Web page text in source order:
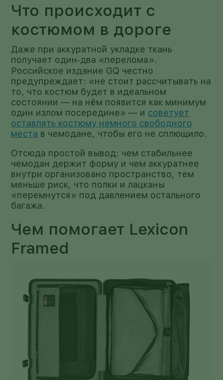
Что происходит с
костюмом в дороге
Даже при аккуратной укладке ткань
получает один‑два «перелома».
Российское издание GQ честно
предупреждает: «не стоит рассчитывать на
то, что костюм будет в идеальном
состоянии — на нём появится как минимум
один излом посередине» — и советует
оставлять костюму немного свободного
места в чемодане, чтобы его не сплющило.
Отсюда простой вывод: чем стабильнее
чемодан держит форму и чем аккуратнее
внутри организовано пространство, тем
меньше риск, что полки и лацканы
«перемнутся» под давлением остального
багажа.
Чем помогает Lexicon
Framed